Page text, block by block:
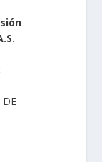
DE